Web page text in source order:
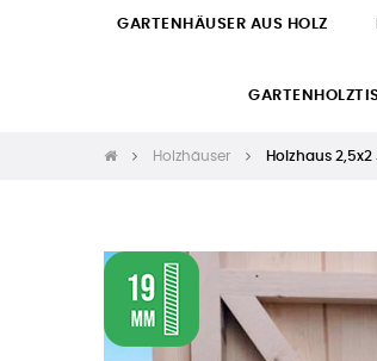
GARTENHÄUSER AUS HOLZ
Holzhäuser Holzhaus